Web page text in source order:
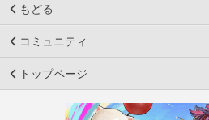
もどる
コミュニティ
トップページ